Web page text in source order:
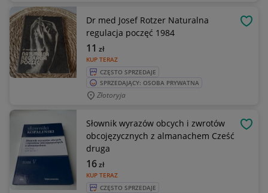
Dr med Josef Rotzer Naturalna
regulacja poczęć 1984
KUP TERAZ
11 zł
CZĘSTO SPRZEDAJE
SPRZEDAJĄCY: OSOBA PRYWATNA
Złotoryja
Słownik wyrazów obcych i zwrotów
obcojęzycznych z almanachem Cześć
druga
KUP TERAZ
16zł
CZĘSTO SPRZEDAJE